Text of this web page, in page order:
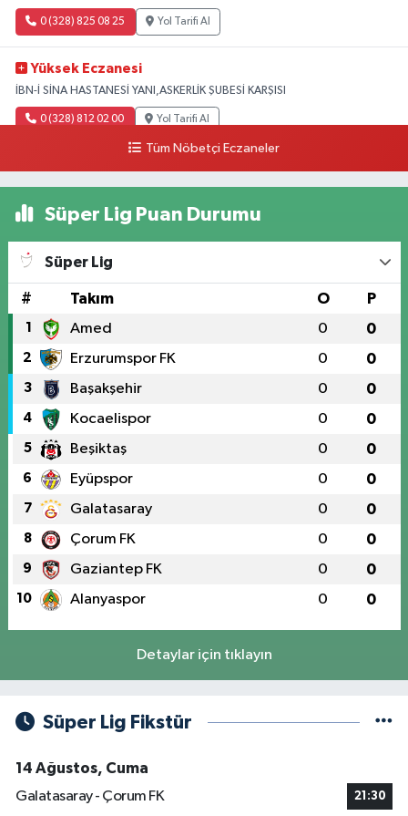
0 (328) 825 08 25 Yol Tarifi Al
Yüksek Eczanesi
İBN-İ SİNA HASTANESİ YANI,ASKERLİK ŞUBESİ KARŞISI
0 (328) 812 02 00 Yol Tarifi Al
Tüm Nöbetçi Eczaneler
Süper Lig Puan Durumu
Süper Lig
# Takım O P
1 Amed 0 0
2 Erzurumspor FK 0 0
3 Başakşehir 0 0
4 Kocaelispor 0 0
5 Beşiktaş 0 0
6 Eyüpspor 0 0
7 Galatasaray 0 0
8 Çorum FK 0 0
9 Gaziantep FK 0 0
10 Alanyaspor 0 0
Detaylar için tıklayın
Süper Lig Fikstür
14 Ağustos, Cuma
Galatasaray - Çorum FK
21:30